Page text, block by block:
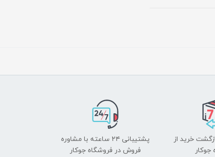
خرید از
جوکار
پشتیبانی ۲۴ ساعته با مشاوره
فروش در فروشگاه جوکار